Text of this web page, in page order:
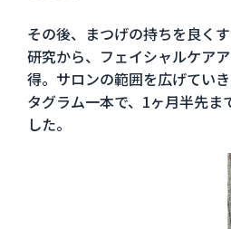
その後、まつげの持ちを良く
研究から、フェイシャルケア
得。サロンの範囲を広げてい
タグラム一本で、1ヶ月半先ま
した。